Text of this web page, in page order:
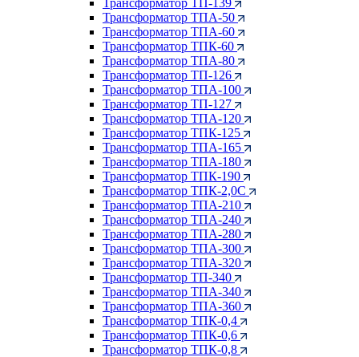
Трансформатор ТП-139
Трансформатор ТПА-50
Трансформатор ТПА-60
Трансформатор ТПК-60
Трансформатор ТПА-80
Трансформатор ТП-126
Трансформатор ТПА-100
Трансформатор ТП-127
Трансформатор ТПА-120
Трансформатор ТПК-125
Трансформатор ТПА-165
Трансформатор ТПА-180
Трансформатор ТПК-190
Трансформатор ТПК-2,0С
Трансформатор ТПА-210
Трансформатор ТПА-240
Трансформатор ТПА-280
Трансформатор ТПА-300
Трансформатор ТПА-320
Трансформатор ТП-340
Трансформатор ТПА-340
Трансформатор ТПА-360
Трансформатор ТПК-0,4
Трансформатор ТПК-0,6
Трансформатор ТПК-0,8